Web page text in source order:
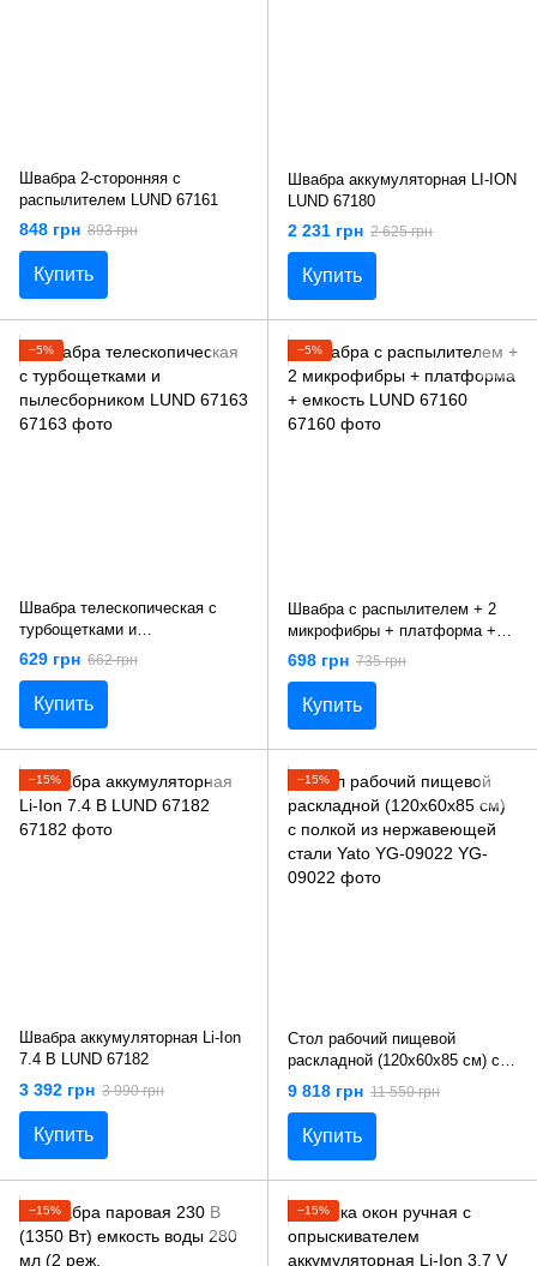
Швабра 2-сторонняя с
распылителем LUND 67161
848 грн 893 грн
Купить
Швабра аккумуляторная LI-ION
LUND 67180
2 231 грн 2 625 грн
Купить
−5%
Швабра телескопическая с
турбощетками и
пылесборником LUND 67163
629 грн 662 грн
Купить
−5%
Швабра с распылителем + 2
микрофибры + платформа +
емкость LUND 67160
698 грн 735 грн
Купить
−15%
Швабра аккумуляторная Li-Ion
7.4 В LUND 67182
3 392 грн 3 990 грн
Купить
−15%
Стол рабочий пищевой
раскладной (120х60х85 см) с
полкой из нержавеющей стали
Yato YG-09022
9 818 грн 11 550 грн
Купить
−15% −15%